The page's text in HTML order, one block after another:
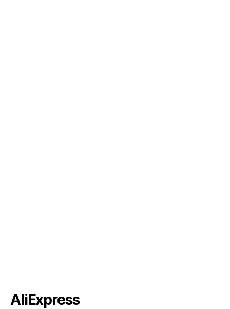
AliExpress